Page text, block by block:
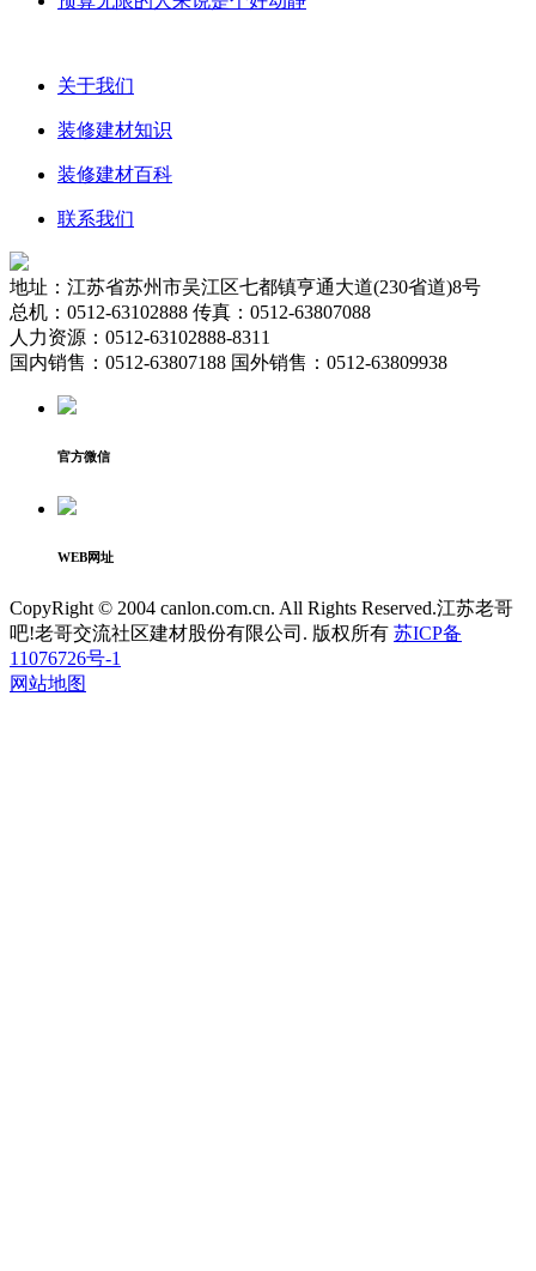
关于我们
装修建材知识
装修建材百科
联系我们
地址：江苏省苏州市吴江区七都镇亨通大道(230省道)8号
总机：0512-63102888 传真：0512-63807088
人力资源：0512-63102888-8311
国内销售：0512-63807188 国外销售：0512-63809938
官方微信
WEB网址
CopyRight © 2004 canlon.com.cn. All Rights Reserved.江苏老哥
吧!老哥交流社区建材股份有限公司. 版权所有 苏ICP备
11076726号-1
网站地图